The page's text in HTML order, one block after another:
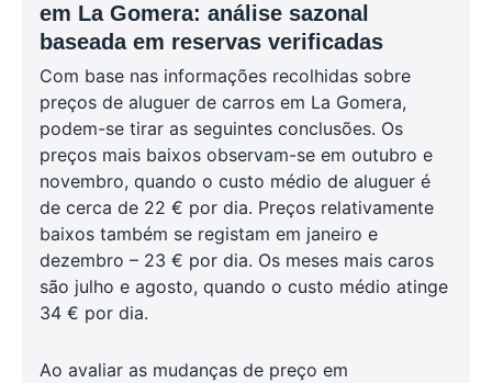
em La Gomera: análise sazonal
baseada em reservas verificadas
Com base nas informações recolhidas sobre
preços de aluguer de carros em La Gomera,
podem-se tirar as seguintes conclusões. Os
preços mais baixos observam-se em outubro e
novembro, quando o custo médio de aluguer é
de cerca de 22 € por dia. Preços relativamente
baixos também se registam em janeiro e
dezembro – 23 € por dia. Os meses mais caros
são julho e agosto, quando o custo médio atinge
34 € por dia.
Ao avaliar as mudanças de preço em